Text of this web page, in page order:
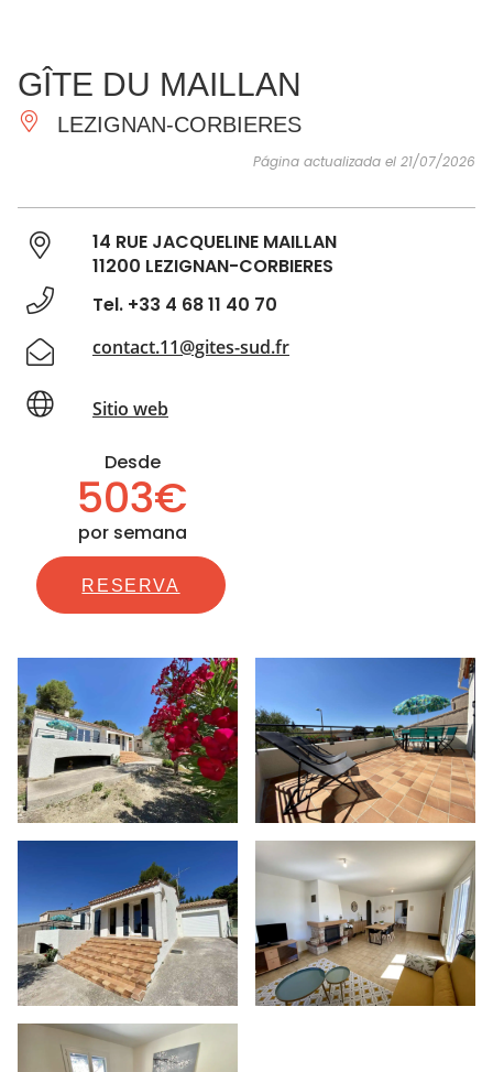
IMPRESCINDIBLES
HACER
INSPIRACIONES
GÎTE DU MAILLAN
LEZIGNAN-CORBIERES
Página actualizada el 21/07/2026
14 RUE JACQUELINE MAILLAN
11200 LEZIGNAN-CORBIERES
Tel. +33 4 68 11 40 70
contact.11@gites-sud.fr
Sitio web
Desde
503€
por semana
RESERVA